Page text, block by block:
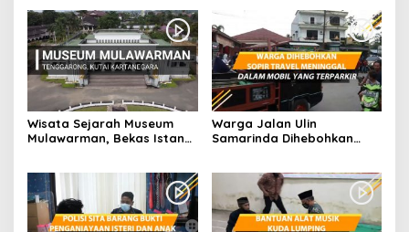
Wisata Sejarah Museum
Mulawarman, Bekas Istana
Warga Jalan Ulin
Samarinda Dihebohkan
Terparkir